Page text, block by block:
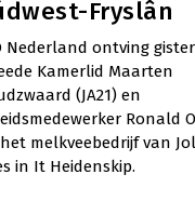
Fryslân
Nederland ontving
Kamerlid Maarten
(JA21) en
Ronald
melkveebedrijf van
in It Heidenskip.